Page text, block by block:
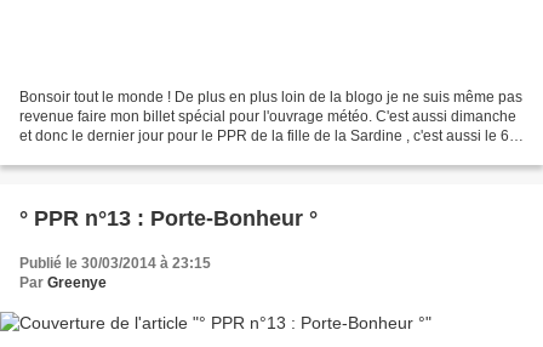
Bonsoir tout le monde ! De plus en plus loin de la blogo je ne suis même pas
revenue faire mon billet spécial pour l'ouvrage météo. C'est aussi dimanche
et donc le dernier jour pour le PPR de la fille de la Sardine , c'est aussi le 6
° PPR n°13 : Porte-Bonheur °
Publié le 30/03/2014 à 23:15
Par Greenye